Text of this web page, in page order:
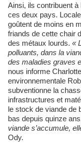
Ainsi, ils contribuent à la continuité de la chasse exercée par
ces deux pays.
goûtent de moins en
friands de cette chair
des métaux lourds. «
polluants, dans la
des maladies graves
nous informe
environnementale
subventionne la
infrastructures et
le stock de viande de
bas depuis quinze
viande s’accumule,
Ody.